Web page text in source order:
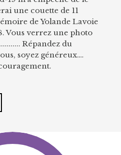
une couette de 11
de Yolande Lavoie
Vous verrez une photo
Répandez du
soyez généreux….